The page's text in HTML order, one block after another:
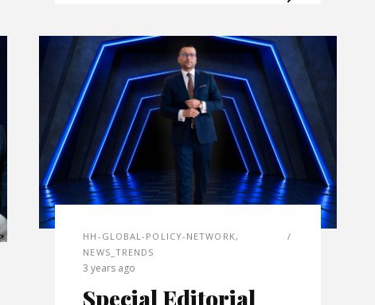
HH-GLOBAL-POLICY-NETWORK,
NEWS_TRENDS
3 years ago
Special Editorial